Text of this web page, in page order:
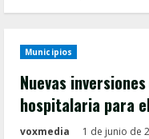
Municipios
Nuevas
hospitalaria para
voxmedia 1 de junio de